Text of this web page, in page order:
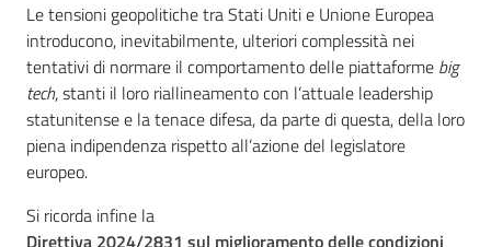
Le tensioni geopolitiche tra Stati Uniti e Unione Europea
introducono, inevitabilmente, ulteriori complessità nei
tentativi di normare il comportamento delle piattaforme big
tech, stanti il loro riallineamento con l’attuale leadership
statunitense e la tenace difesa, da parte di questa, della loro
piena indipendenza rispetto all’azione del legislatore
europeo.
Si ricorda infine la
Direttiva 2024/2831 sul miglioramento delle condizioni